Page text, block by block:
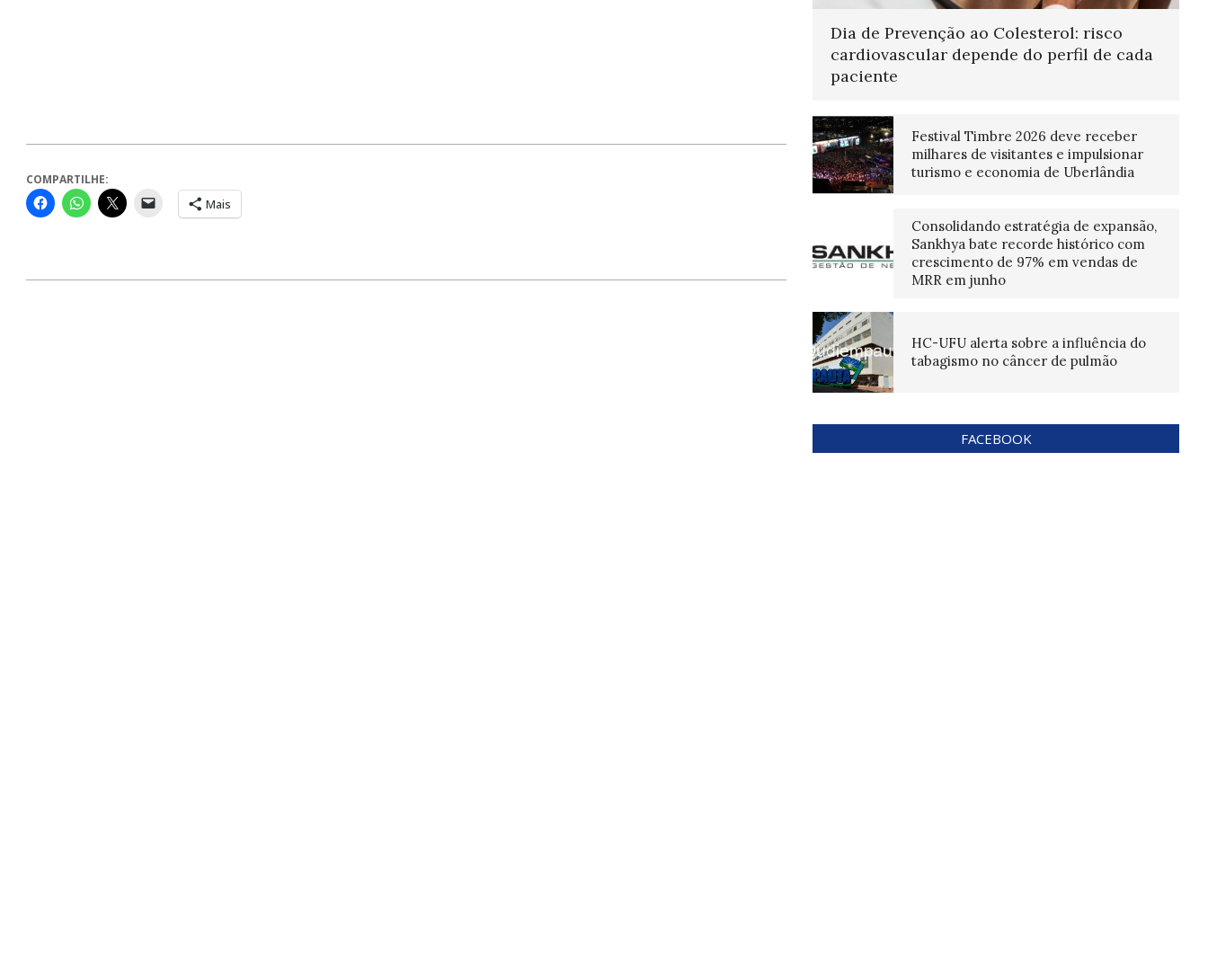
COMPARTILHE:
Mais
Dia de Prevenção ao Colesterol: risco
cardiovascular depende do perfil de cada
paciente
Festival Timbre 2026 deve receber
milhares de visitantes e impulsionar
turismo e economia de Uberlândia
Consolidando estratégia de expansão,
Sankhya bate recorde histórico com
crescimento de 97% em vendas de
MRR em junho
HC-UFU alerta sobre a influência do
tabagismo no câncer de pulmão
FACEBOOK